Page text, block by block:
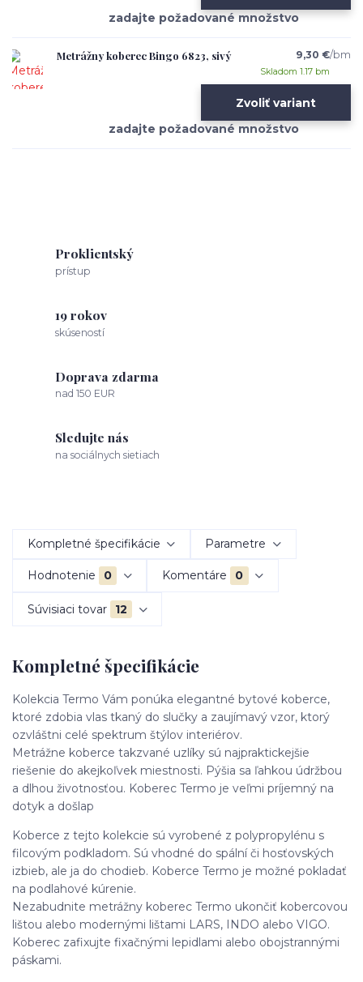
Metrážny koberec Bingo 6823, sivý 9,30 €/bm
Skladom 1.17 bm
Zvoliť variant
Proklientský
prístup
19 rokov
skúseností
Doprava zdarma
nad 150 EUR
Sledujte nás
na sociálnych sietiach
Kompletné špecifikácie Parametre
Hodnotenie 0 Komentáre 0
Súvisiaci tovar 12
Kompletné špecifikácie
Kolekcia Termo Vám ponúka elegantné bytové koberce,
ktoré zdobia vlas tkaný do slučky a zaujímavý vzor, ktorý
ozvláštni celé spektrum štýlov interiérov.
Metrážne koberce takzvané uzlíky sú najpraktickejšie
riešenie do akejkoľvek miestnosti. Pýšia sa ľahkou údržbou
a dlhou životnosťou. Koberec Termo je veľmi príjemný na
dotyk a došlap
Koberce z tejto kolekcie sú vyrobené z polypropylénu s
filcovým podkladom. Sú vhodné do spální či hosťovských
izbieb, ale ja do chodieb. Koberce Termo je možné pokladať
na podlahové kúrenie.
Nezabudnite metrážny koberec Termo ukončiť kobercovou
lištou alebo modernými lištami LARS, INDO alebo VIGO.
Koberec zafixujte fixačnými lepidlami alebo obojstrannými
páskami.